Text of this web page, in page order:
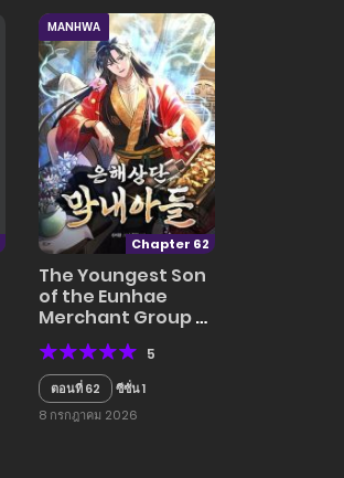
Chapter 62
MANHWA
The Youngest Son
of the Eunhae
Merchant Group –
บุตรชายคนสุดท้องแห่ง
หอการค้าอึนเฮ
5
ตอนที่ 62
ซีซั่น 1
8 กรกฎาคม 2026